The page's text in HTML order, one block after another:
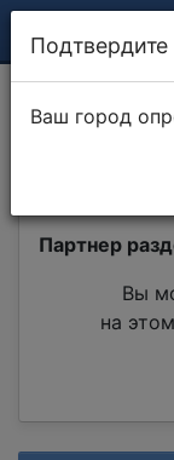
Партнер
Вы
на
Подтвердите
Ваш город